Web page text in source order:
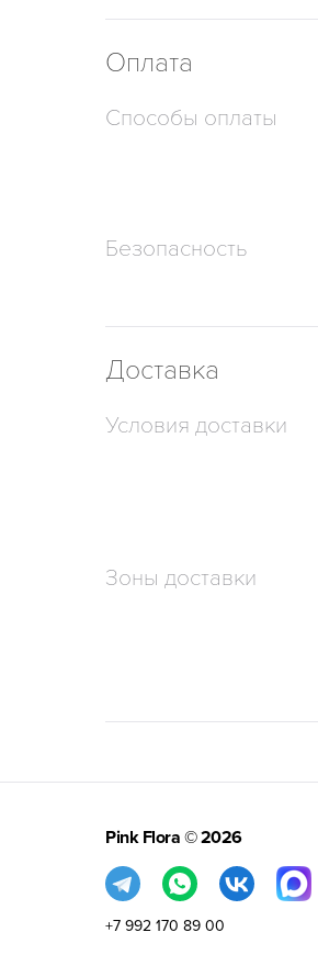
Оплата
Способы оплаты
Безопасность
Доставка
Условия доставки
Зоны доставки
Pink Flora © 2026
+7 992 170 89 00